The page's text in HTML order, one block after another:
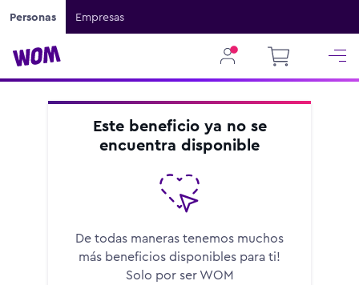
Personas Empresas
Este beneficio ya no se
encuentra disponible
De todas maneras tenemos muchos
más beneficios disponibles para ti!
Solo por ser WOM